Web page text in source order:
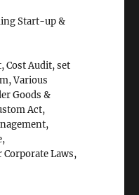
Start-up &
Cost Audit, set
Various
Goods &
Act,
Corporate Laws,